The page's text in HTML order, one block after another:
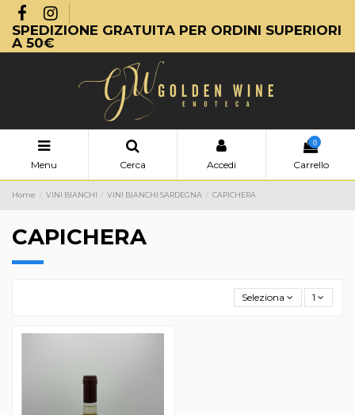
SPEDIZIONE GRATUITA PER ORDINI SUPERIORI
A 50€
Menu Cerca Accedi
0
Carrello
Home VINI BIANCHI VINI BIANCHI SARDEGNA CAPICHERA
CAPICHERA
Seleziona 1